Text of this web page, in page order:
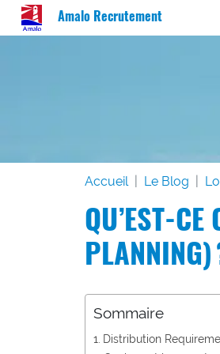
Amalo Recrutement
Accueil Le Blog
QU’EST-
PLANNING)
Sommaire
Distribution